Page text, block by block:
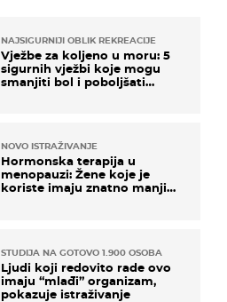
NAJSIGURNIJI OBLIK REKREACIJE
Vježbe za koljeno u moru: 5
sigurnih vježbi koje mogu
smanjiti bol i poboljšati
NOVO ISTRAŽIVANJE
Hormonska terapija u
menopauzi: Žene koje je
koriste imaju znatno manji
STUDIJA NA GOTOVO 1.900 OSOBA
Ljudi koji redovito rade ovo
imaju “mlađi” organizam,
pokazuje istraživanje